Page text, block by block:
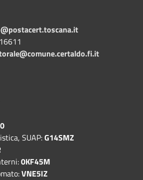
SUAP:G14SMZ
0KF45M
VNE5IZ